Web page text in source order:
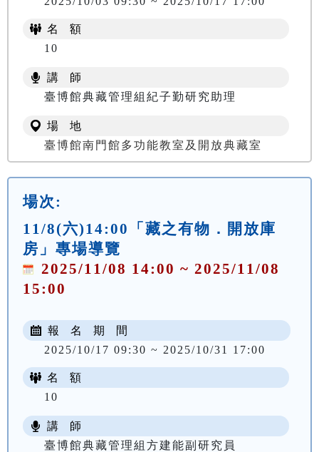
名 額
10
講 師
臺博館典藏管理組紀子勤研究助理
場 地
臺博館南門館多功能教室及開放典藏室
場次:
11/8(六)14:00「藏之有物．開放庫
房」專場導覽
2025/11/08 14:00 ~ 2025/11/08
15:00
報 名 期 間
2025/10/17 09:30 ~ 2025/10/31 17:00
名 額
10
講 師
臺博館典藏管理組方建能副研究員